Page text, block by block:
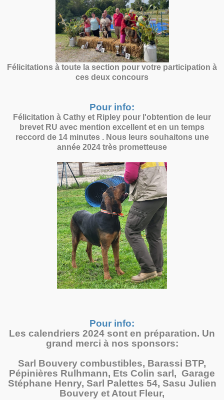
Félicitations à toute la section pour votre participation à
ces deux concours
Pour info:
Félicitation à Cathy et Ripley pour l'obtention de leur
brevet RU avec mention excellent et en un temps
reccord de 14 minutes . Nous leurs souhaitons une
année 2024 très prometteuse
Pour info:
Les calendriers 2024 sont en préparation. Un
grand merci à nos sponsors:
Sarl Bouvery combustibles, Barassi BTP,
Pépinières Rulhmann, Ets Colin sarl, Garage
Stéphane Henry, Sarl Palettes 54, Sasu Julien
Bouvery et Atout Fleur,